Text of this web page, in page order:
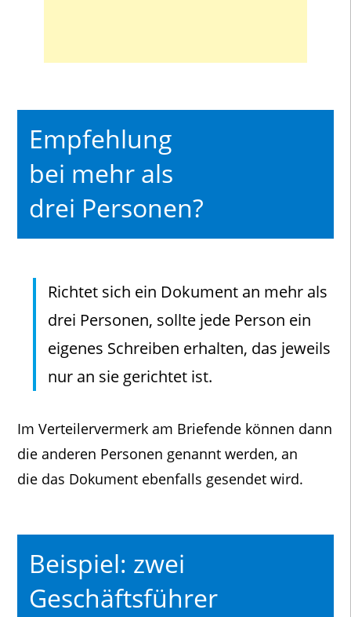
Empfehlung
bei mehr als
drei Personen?
Richtet sich ein Dokument an mehr als
drei Personen, sollte jede Person ein
eigenes Schreiben erhalten, das jeweils
nur an sie gerichtet ist.
Im Verteilervermerk am Briefende können dann
die anderen Personen genannt werden, an
die das Dokument ebenfalls gesendet wird.
Beispiel: zwei
Geschäftsführer